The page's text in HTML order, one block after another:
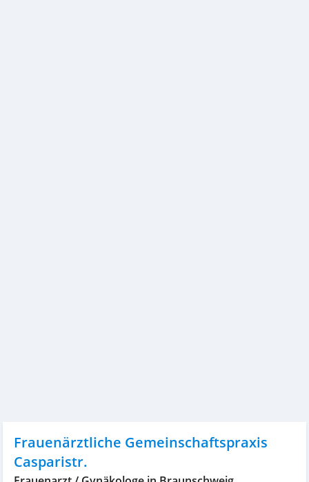
Frauenärztliche Gemeinschaftspraxis
Casparistr.